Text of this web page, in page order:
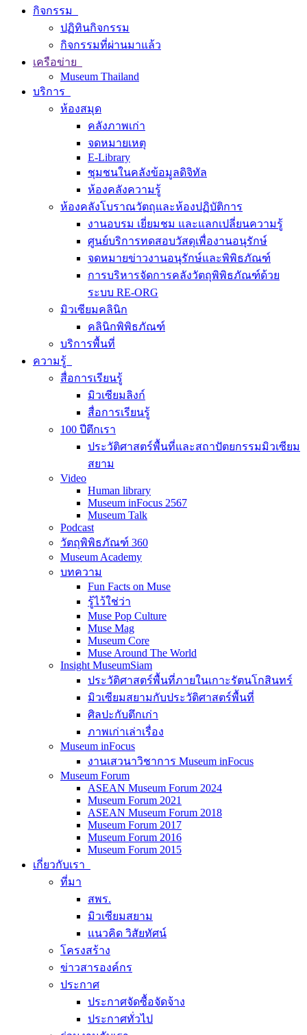
กิจกรรม
ปฏิทินกิจกรรม
กิจกรรมที่ผ่านมาแล้ว
เครือข่าย
Museum Thailand
บริการ
ห้องสมุด
คลังภาพเก่า
จดหมายเหตุ
E-Library
ชุมชนในคลังข้อมูลดิจิทัล
ห้องคลังความรู้
ห้องคลังโบราณวัตถุและห้องปฏิบัติการ
งานอบรม เยี่ยมชม และแลกเปลี่ยนความรู้
ศูนย์บริการทดสอบวัสดุเพื่องานอนุรักษ์
จดหมายข่าวงานอนุรักษ์และพิพิธภัณฑ์
การบริหารจัดการคลังวัตถุพิพิธภัณฑ์ด้วย
ระบบ RE-ORG
มิวเซียมคลินิก
คลินิกพิพิธภัณฑ์
บริการพื้นที่
ความรู้
สื่อการเรียนรู้
มิวเซียมลิงก์
สื่อการเรียนรู้
100 ปีตึกเรา
ประวัติศาสตร์พื้นที่และสถาปัตยกรรมมิวเซียม
สยาม
Video
Human library
Museum inFocus 2567
Museum Talk
Podcast
วัตถุพิพิธภัณฑ์ 360
Museum Academy
บทความ
Fun Facts on Muse
รู้ไว้ใช่ว่า
Muse Pop Culture
Muse Mag
Museum Core
Muse Around The World
Insight MuseumSiam
ประวัติศาสตร์พื้นที่ภายในเกาะรัตนโกสินทร์
มิวเซียมสยามกับประวัติศาสตร์พื้นที่
ศิลปะกับตึกเก่า
ภาพเก่าเล่าเรื่อง
Museum inFocus
งานเสวนาวิชาการ Museum inFocus
Museum Forum
ASEAN Museum Forum 2024
Museum Forum 2021
ASEAN Museum Forum 2018
Museum Forum 2017
Museum Forum 2016
Museum Forum 2015
เกี่ยวกับเรา
ที่มา
สพร.
มิวเซียมสยาม
แนวคิด วิสัยทัศน์
โครงสร้าง
ข่าวสารองค์กร
ประกาศ
ประกาศจัดซื้อจัดจ้าง
ประกาศทั่วไป